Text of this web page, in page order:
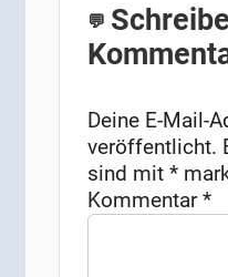
Deine E-Mail-
veröffentlicht.
sind mit*
Kommentar*